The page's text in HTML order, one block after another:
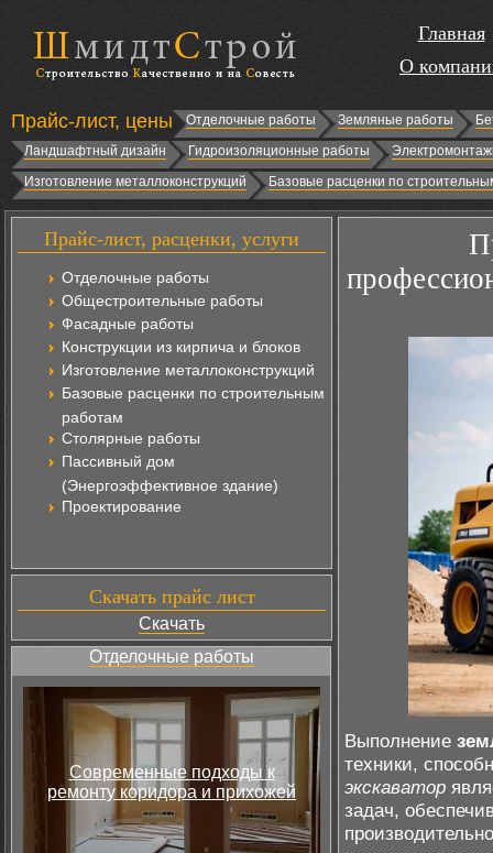
Главная
О
Прайс-лист, цены Отделочные работы Земляные работы
Ландшафтный дизайн
Гидроизоляционные работы
Изготовление металлоконструкций
Базовые расценки по
Прайс-лист, расценки, услуги
Отделочные работы
Общестроительные работы
Фасадные работы
Конструкции из кирпича и блоков
Изготовление металлоконструкций
Базовые расценки по строительным
работам
Столярные работы
Пассивный дом
(Энергоэффективное здание)
Проектирование
Скачать прайс лист
Скачать
Отделочные работы
Современные подходы к
ремонту коридора и прихожей
Выполнение
техники,
экскаватор
задач,